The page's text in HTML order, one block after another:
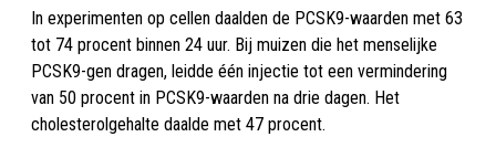
In experimenten op cellen daalden de PCSK9-waarden met 63
tot 74 procent binnen 24 uur. Bij muizen die het menselijke
PCSK9-gen dragen, leidde één injectie tot een vermindering
van 50 procent in PCSK9-waarden na drie dagen. Het
cholesterolgehalte daalde met 47 procent.